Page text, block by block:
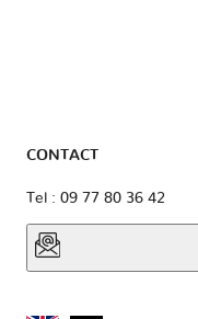
CONTACT
Tel : 09 77 80 36 42